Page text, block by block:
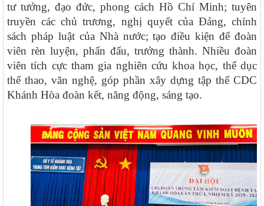
tư tưởng, đạo đức, phong cách Hồ Chí Minh; tuyên
truyền các chủ trương, nghị quyết của Đảng, chính
sách pháp luật của Nhà nước; tạo điều kiện để đoàn
viên rèn luyện, phấn đấu, trưởng thành. Nhiều đoàn
viên tích cực tham gia nghiên cứu khoa học, thể dục
thể thao, văn nghệ, góp phần xây dựng tập thể CDC
Khánh Hòa đoàn kết, năng động, sáng tạo.